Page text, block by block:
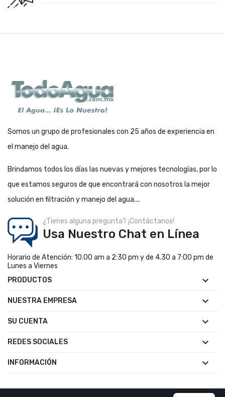
Somos un grupo de profesionales con 25 años de experiencia en
el manejo del agua.
Brindamos todos los días las nuevas y mejores tecnologías, por lo
que estamos seguros de que encontrará con nosotros la mejor
solución en filtración y manejo del agua....
¿Tienes alguna pregunta? ¡Contáctanos!
Usa Nuestro Chat en Línea
Horario de Atención: 10.00 am a 2:30 pm y de 4.30 a 7:00 pm de
Lunes a Viernes
PRODUCTOS

NUESTRA EMPRESA 
SU CUENTA 
REDES SOCIALES 
INFORMACIÓN 